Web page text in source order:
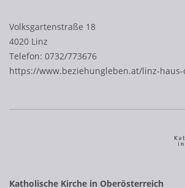
Volksgartenstraße 18
4020 Linz
Telefon: 0732/773676
https://www.beziehungleben.at/linz-
Katholische Kirche in Oberösterreich